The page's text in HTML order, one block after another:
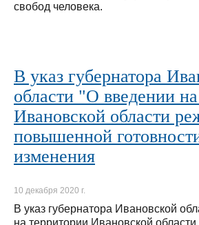
свобод человека.
В указ губернатора
области "О введении
Ивановской области
повышенной
изменения
10 декабря 2020 г.
В указ губернатора Ивановской
на территории Ивановской